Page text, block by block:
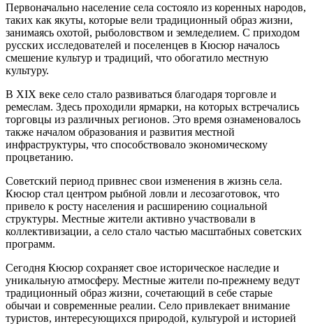
Первоначально население села состояло из коренных народов,
таких как якуты, которые вели традиционный образ жизни,
занимаясь охотой, рыболовством и земледелием. С приходом
русских исследователей и поселенцев в Кюсюр началось
смешение культур и традиций, что обогатило местную
культуру.
В XIX веке село стало развиваться благодаря торговле и
ремеслам. Здесь проходили ярмарки, на которых встречались
торговцы из различных регионов. Это время ознаменовалось
также началом образования и развития местной
инфраструктуры, что способствовало экономическому
процветанию.
Советский период привнес свои изменения в жизнь села.
Кюсюр стал центром рыбной ловли и лесозаготовок, что
привело к росту населения и расширению социальной
структуры. Местные жители активно участвовали в
коллективизации, а село стало частью масштабных советских
программ.
Сегодня Кюсюр сохраняет свое историческое наследие и
уникальную атмосферу. Местные жители по-прежнему ведут
традиционный образ жизни, сочетающий в себе старые
обычаи и современные реалии. Село привлекает внимание
туристов, интересующихся природой, культурой и историей